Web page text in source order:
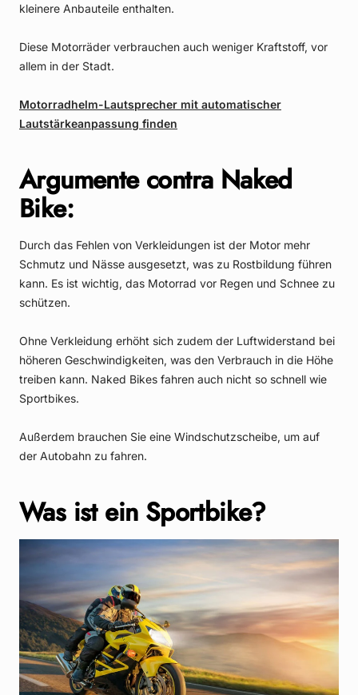
kleinere Anbauteile enthalten.
Diese Motorräder verbrauchen auch weniger Kraftstoff, vor
allem in der Stadt.
Motorradhelm-Lautsprecher mit automatischer
Lautstärkeanpassung finden
Argumente contra Naked
Bike:
Durch das Fehlen von Verkleidungen ist der Motor mehr
Schmutz und Nässe ausgesetzt, was zu Rostbildung führen
kann. Es ist wichtig, das Motorrad vor Regen und Schnee zu
schützen.
Ohne Verkleidung erhöht sich zudem der Luftwiderstand bei
höheren Geschwindigkeiten, was den Verbrauch in die Höhe
treiben kann. Naked Bikes fahren auch nicht so schnell wie
Sportbikes.
Außerdem brauchen Sie eine Windschutzscheibe, um auf
der Autobahn zu fahren.
Was ist ein Sportbike?